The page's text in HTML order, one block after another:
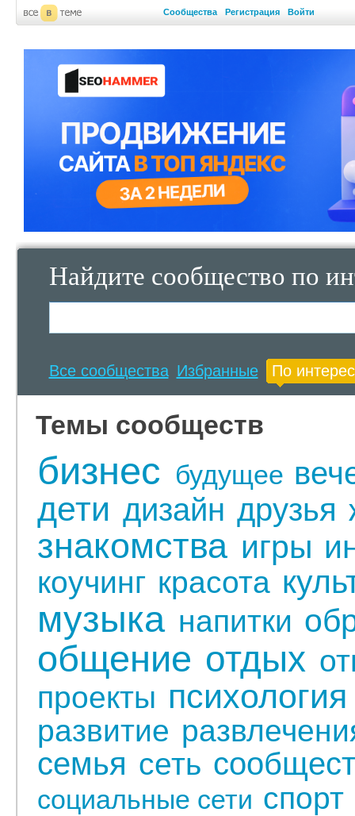
Сообщества Регистрация Войти
Найдите сообщество по
Все сообщества Избранные По
Темы сообществ
бизнес будущее
дети дизайн друзья
знакомства игры
коучинг красота
музыка напитки
общение отдых
проекты психология
развитие
семья сеть
социальные сети спорт